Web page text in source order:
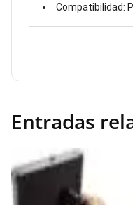
Compatibilidad:
Entradas